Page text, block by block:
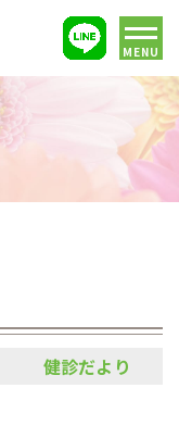
MENU
健診だより